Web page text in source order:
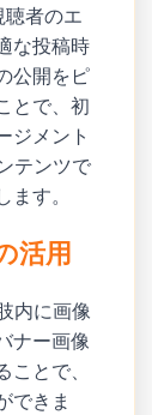
者のエ
な投稿時
公開をピ
とで、初
ジメント
テンツで
す。
活用
内に画像
ナー画像
とで、
できま